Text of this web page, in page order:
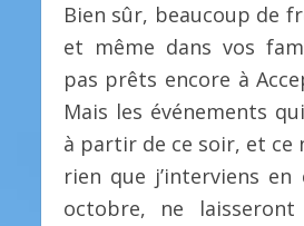
Bien sûr, beaucoup de
et même dans vos
pas prêts encore à
Mais les événements
à partir de ce soir, et ce
rien que j’interviens
octobre, ne